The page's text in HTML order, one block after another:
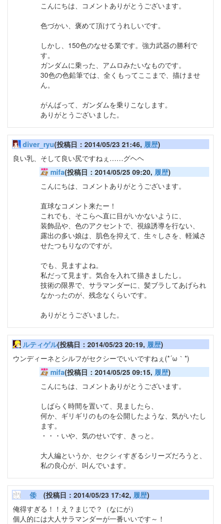
こんにちは、コメントありがとうございます。
色づかい、褒めて頂けてうれしいです。
しかし、150色のなせる業です。強力武器の勝利で
す。
ガンダムに乗った、アムロみたいなものです。
30色の色鉛筆では、全くもってここまで、描けませ
ん。
がんばって、ガンダムを乗りこなします。
ありがとうございました。
diver_ryu(投稿日：2014/05/23 21:46, 履歴)
良い乳、そして良い尻ですねぇ……グヘヘ
mifa(投稿日：2014/05/25 09:20, 履歴)
こんにちは、コメントありがとうございます。
直球なコメント来たー！
これでも、そこらへ直に目がいかないように、
装飾品や、色のアクセントで、視線誘導を行ない、
露出の多い娘は、肌色を抑えて、生々しさを、軽減さ
せたつもりなのですが。
でも、見ますよね。
私だって見ます。気合を入れて描きましたし。
技術の限界で、サラマンダーに、髪ブラしてあげられ
なかったのが、残念なくらいです。
ありがとうございました。
ルティゲル(投稿日：2014/05/23 20:19, 履歴)
ウンディーネとシルフがセクシーでいいですねぇ(*´ω｀*)
mifa(投稿日：2014/05/25 09:15, 履歴)
こんにちは、コメントありがとうございます。
しばらく時間を置いて、見ましたら、
何か、ギリギリのものを公開したような、気がいたし
ます。
・・・いや、気のせいです、きっと。
大人編というか、セクシィすぎるシリーズだろうと、
私の良心が、叫んでいます。
倭 (投稿日：2014/05/23 17:42, 履歴)
俺得すぎる！！え？まじで？（なにが）
個人的には大人サラマンダーが一番いいです～！